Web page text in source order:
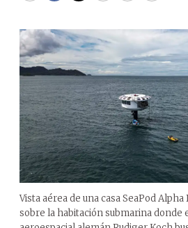
Vista aérea de una casa SeaPod
sobre la habitación submarina donde